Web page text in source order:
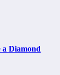
a Diamond